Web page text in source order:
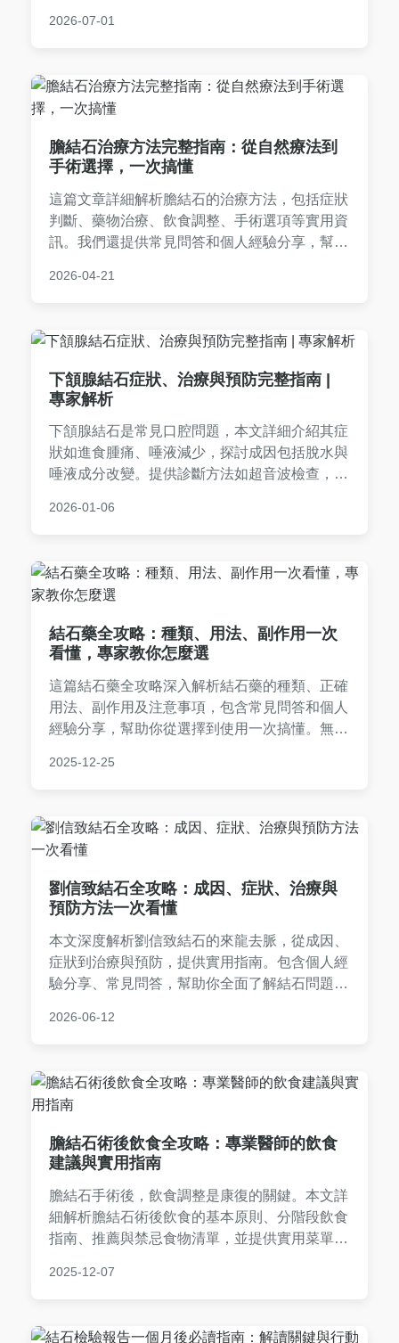
幫助您做出明智選擇。
2026-07-01
膽結石治療方法完整指南：從自然療法到
手術選擇，一次搞懂
這篇文章詳細解析膽結石的治療方法，包括症狀
判斷、藥物治療、飲食調整、手術選項等實用資
訊。我們還提供常見問答和個人經驗分享，幫助
出明智決定。
2026-04-21
下頷腺結石症狀、治療與預防完整指南 |
專家解析
下頷腺結石是常見口腔問題，本文詳細介紹其症
狀如進食腫痛、唾液減少，探討成因包括脫水與
唾液成分改變。提供診斷方法如超音波檢查，治
與真實案例。幫助您全面了解下頷腺結石，及早
2026-01-06
結石藥全攻略：種類、用法、副作用一次
看懂，專家教你怎麼選
這篇結石藥全攻略深入解析結石藥的種類、正確
用法、副作用及注意事項，包含常見問答和個人
經驗分享，幫助你從選擇到使用一次搞懂。無論
藥陷阱，提升治療效果。
2025-12-25
劉信致結石全攻略：成因、症狀、治療與
預防方法一次看懂
本文深度解析劉信致結石的來龍去脈，從成因、
症狀到治療與預防，提供實用指南。包含個人經
驗分享、常見問答，幫助你全面了解結石問題，
2026-06-12
膽結石術後飲食全攻略：專業醫師的飲食
建議與實用指南
膽結石手術後，飲食調整是康復的關鍵。本文詳
細解析膽結石術後飲食的基本原則、分階段飲食
指南、推薦與禁忌食物清單，並提供實用菜單範
者從手術後順利過渡到正常飲食，避免併發症，
2025-12-07